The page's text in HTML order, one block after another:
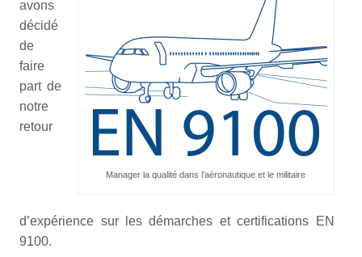
Manager la qualité dans l’aéronautique et le militaire
avons
décidé
de
faire
part de
notre
retour
d’expérience sur les démarches et certifications EN
9100.